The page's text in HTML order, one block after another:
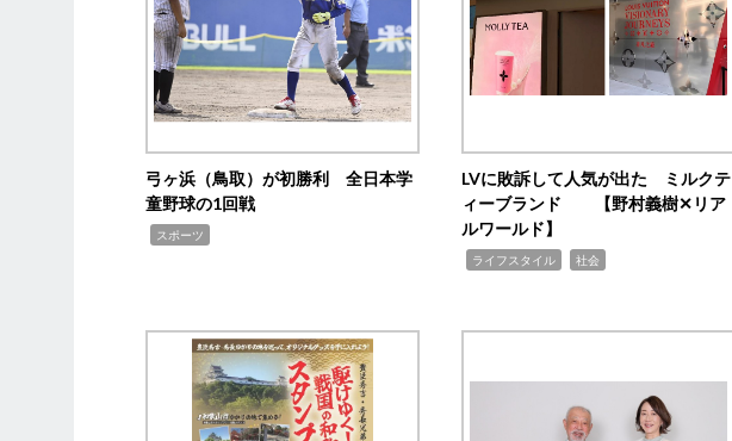
弓ヶ浜（鳥取）が初勝利 全日本学
童野球の1回戦
スポーツ
LVに敗訴して人気が出た ミルクテ
ィーブランド 【野村義樹✕リア
ルワールド】
ライフスタイル 社会